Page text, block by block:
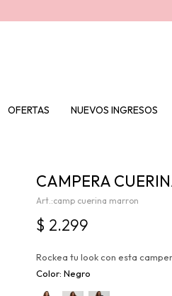
OFERTAS NUEVOS INGRESOS
CAMPERA
camp cuerina marron
$ 2.299
Rockea tu look con esta
Negro